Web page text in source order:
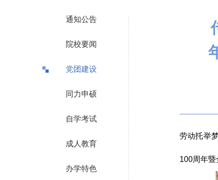
通知公告
院校要闻
党团建设
同力申硕
自学考试
成人教育
办学特色
劳动托举
100周年